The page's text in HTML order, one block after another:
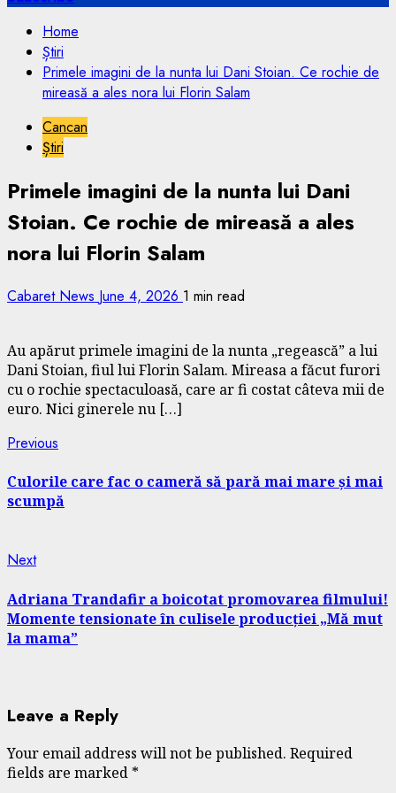
Home
Știri
Primele imagini de la nunta lui Dani Stoian. Ce rochie de
mireasă a ales nora lui Florin Salam
Cancan
Știri
Primele imagini de la nunta lui Dani
Stoian. Ce rochie de mireasă a ales
nora lui Florin Salam
Cabaret News June 4, 2026 1 min read
Au apărut primele imagini de la nunta „regească” a lui
Dani Stoian, fiul lui Florin Salam. Mireasa a făcut furori
cu o rochie spectaculoasă, care ar fi costat câteva mii de
euro. Nici ginerele nu […]
Continue
Reading
Previous
Culorile care fac o cameră să pară mai mare și mai
scumpă
NextNext
Adriana Trandafir a boicotat promovarea filmului!
Momente tensionate în culisele producției „Mă mut
la mama”
Leave a Reply
Your email address will not be published. Required
fields are marked *